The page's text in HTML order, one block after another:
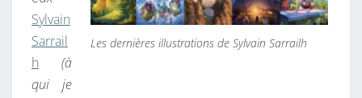
Les dernières illustrations de Sylvain Sarrailh
Sylvain
Sarrail
h
(à
qui je